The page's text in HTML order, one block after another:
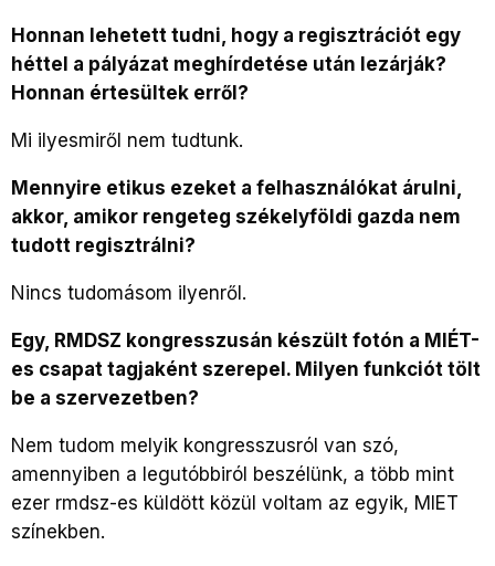
Honnan lehetett tudni, hogy a regisztrációt egy
héttel a pályázat meghírdetése után lezárják?
Honnan értesültek erről?
Mi ilyesmiről nem tudtunk.
Mennyire etikus ezeket a felhasználókat árulni,
akkor, amikor rengeteg székelyföldi gazda nem
tudott regisztrálni?
Nincs tudomásom ilyenről.
Egy, RMDSZ kongresszusán készült fotón a MIÉT-
es csapat tagjaként szerepel. Milyen funkciót tölt
be a szervezetben?
Nem tudom melyik kongresszusról van szó,
amennyiben a legutóbbiról beszélünk, a több mint
ezer rmdsz-es küldött közül voltam az egyik, MIET
színekben.